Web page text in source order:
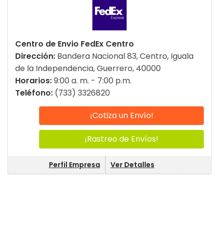
Centro de Envio FedEx Centro
Dirección: Bandera Nacional 83, Centro, Iguala
de la Independencia, Guerrero, 40000
Horarios:9:00 a. m. - 7:00 p.m.
Teléfono: (733) 3326820
¡Cotiza un Envío!
¡Rastreo de Envíos!
Perfil Empresa Ver Detalles